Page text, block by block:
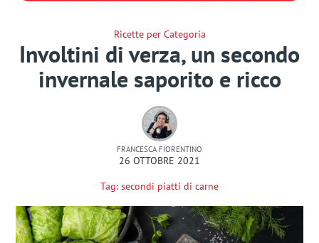
Ricette per Categoria
Involtini di verza, un secondo
invernale saporito e ricco
FRANCESCA FIORENTINO
26 OTTOBRE 2021
Tag: secondi piatti di carne